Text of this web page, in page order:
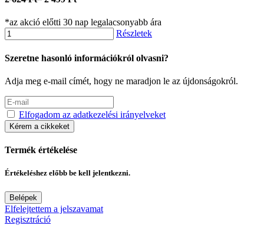
*az akció előtti 30 nap legalacsonyabb ára
Részletek
Szeretne hasonló információkról olvasni?
Adja meg e-mail címét, hogy ne maradjon le az újdonságokról.
Elfogadom az adatkezelési irányelveket
Kérem a cikkeket
Termék értékelése
Értékeléshez előbb be kell jelentkezni.
Belépek
Elfelejtettem a jelszavamat
Regisztráció